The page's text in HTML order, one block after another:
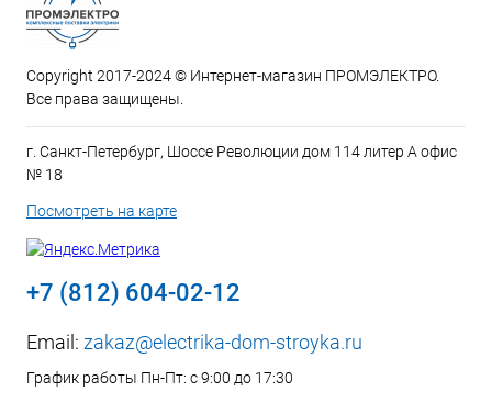
Copyright 2017-2024 © Интернет-магазин ПРОМЭЛЕКТРО.
Все права защищены.
г. Санкт-Петербург, Шоссе Революции дом 114 литер А офис
№ 18
Посмотреть на карте
+7 (812) 604-02-12
Email: zakaz@electrika-dom-stroyka.ru
График работы Пн-Пт: с 9:00 до 17:30